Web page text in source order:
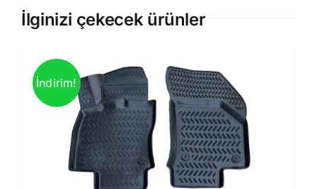
İlginizi çekecek ürünler
İndirim!